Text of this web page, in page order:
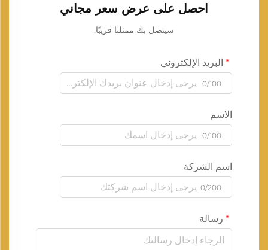
احصل على عرض سعر مجاني
سيتصل بك ممثلنا قريبًا.
البريد الإلكتروني
0/100
الاسم
0/100
اسم الشركة
0/200
رسالة